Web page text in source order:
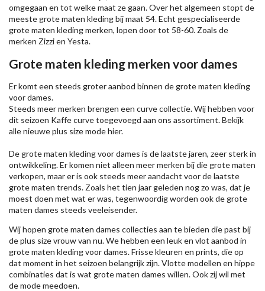
omgegaan en tot welke maat ze gaan. Over het algemeen stopt de
meeste grote maten kleding bij maat 54. Echt gespecialiseerde
grote maten kleding merken, lopen door tot 58-60. Zoals de
merken Zizzien Yesta.
Grote maten kleding merken voor dames
Er komt een steeds groter aanbod binnen de grote maten kleding
voor dames.
Steeds meer merken brengen een curve collectie. Wij hebben voor
dit seizoen Kaffecurve toegevoegd aan ons assortiment. Bekijk
alle nieuweplus size modehier.
De grote maten kleding voor dames is de laatste jaren, zeer sterk in
ontwikkeling. Er komen niet alleen meer merken bij die grote maten
verkopen, maar er is ook steeds meer aandacht voor de laatste
grote maten trends. Zoals het tien jaar geleden nog zo was, dat je
moest doen met wat er was, tegenwoordig worden ook de grote
maten dames steeds veeleisender.
Wij hopen grote maten dames collecties aan te bieden die past bij
de plus size vrouw van nu. We hebben een leuk en vlot aanbod in
grote maten kleding voor dames. Frisse kleuren en prints, die op
dat moment in het seizoen belangrijk zijn. Vlotte modellen en hippe
combinaties dat is wat grote maten dames willen. Ook zij wil met
de mode meedoen.